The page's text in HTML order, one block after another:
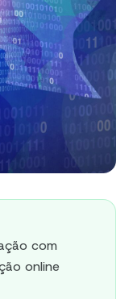
com
online